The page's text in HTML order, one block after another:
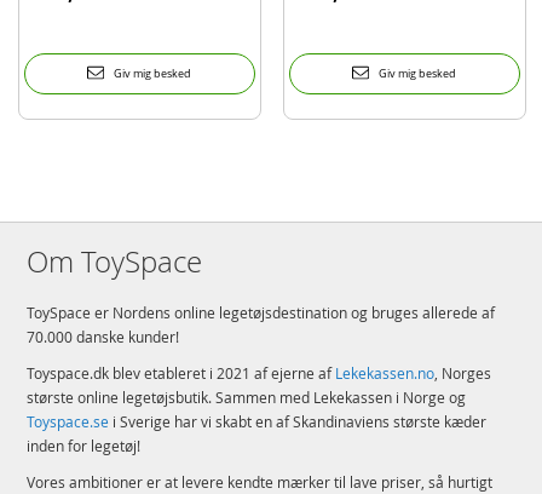
Giv mig besked Giv mig besked
Om ToySpace
ToySpace er Nordens online legetøjsdestination og bruges allerede af
70.000 danske kunder!
Toyspace.dk blev etableret i 2021 af ejerne afLekekassen.no, Norges
største online legetøjsbutik. Sammen med Lekekassen i Norge og
Toyspace.se i Sverige har vi skabt en af Skandinaviens største kæder
inden for legetøj!
Vores ambitioner er at levere kendte mærker til lave priser, så hurtigt